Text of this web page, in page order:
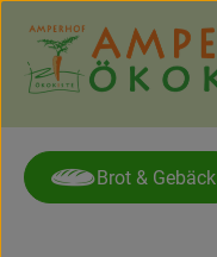
Brot & Gebäck